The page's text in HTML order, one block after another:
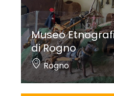
Museo
di Rogno
Rogno